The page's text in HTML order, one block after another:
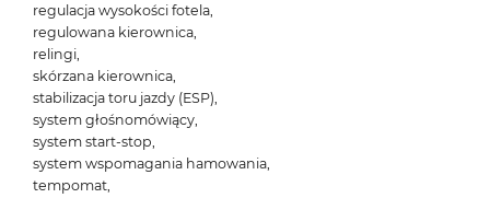
regulacja wysokości fotela,
regulowana kierownica,
relingi,
skórzana kierownica,
stabilizacja toru jazdy (ESP),
system głośnomówiący,
system start-stop,
system wspomagania hamowania,
tempomat,